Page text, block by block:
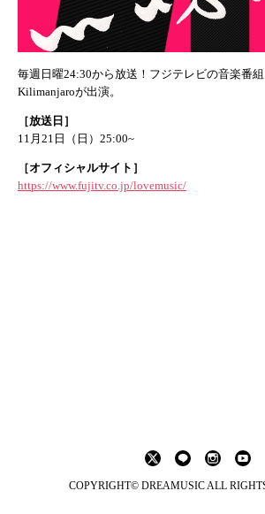
毎週日曜24:30から放送！フジテレビの音楽番
Kilimanjaroが出演。
［放送日］
11月21日（日）25:00~
［オフィシャルサイト］
https://www.fujitv.co.jp/lovemusic/
COPYRIGHT© DREAMUSIC ALL